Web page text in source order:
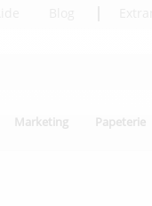
Marketing Papeterie